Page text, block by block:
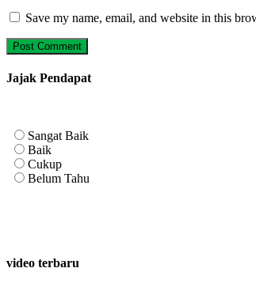
Save my name, email, and website in this
Jajak Pendapat
Sangat Baik
Baik
Cukup
Belum Tahu
video terbaru